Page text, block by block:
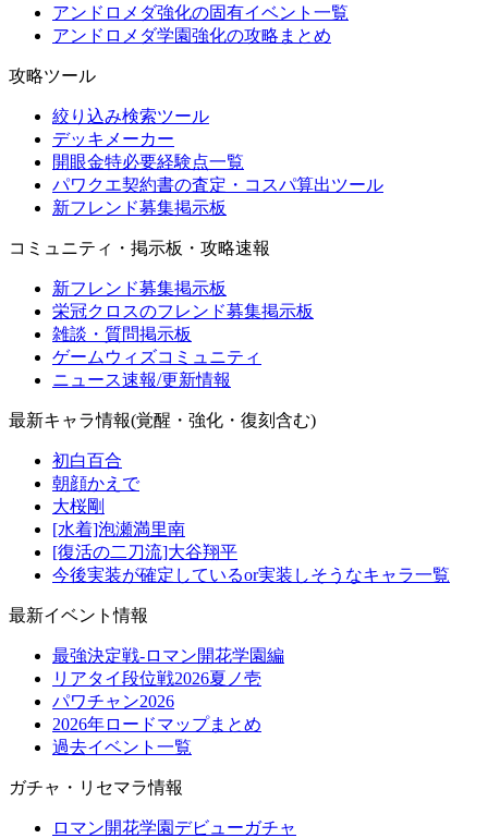
アンドロメダ強化の固有イベント一覧
アンドロメダ学園強化の攻略まとめ
攻略ツール
絞り込み検索ツール
デッキメーカー
開眼金特必要経験点一覧
パワクエ契約書の査定・コスパ算出ツール
新フレンド募集掲示板
コミュニティ・掲示板・攻略速報
新フレンド募集掲示板
栄冠クロスのフレンド募集掲示板
雑談・質問掲示板
ゲームウィズコミュニティ
ニュース速報/更新情報
最新キャラ情報(覚醒・強化・復刻含む)
初白百合
朝顔かえで
大桜剛
[水着]泡瀬満里南
[復活の二刀流]大谷翔平
今後実装が確定しているor実装しそうなキャラ一覧
最新イベント情報
最強決定戦-ロマン開花学園編
リアタイ段位戦2026夏ノ壱
パワチャン2026
2026年ロードマップまとめ
過去イベント一覧
ガチャ・リセマラ情報
ロマン開花学園デビューガチャ